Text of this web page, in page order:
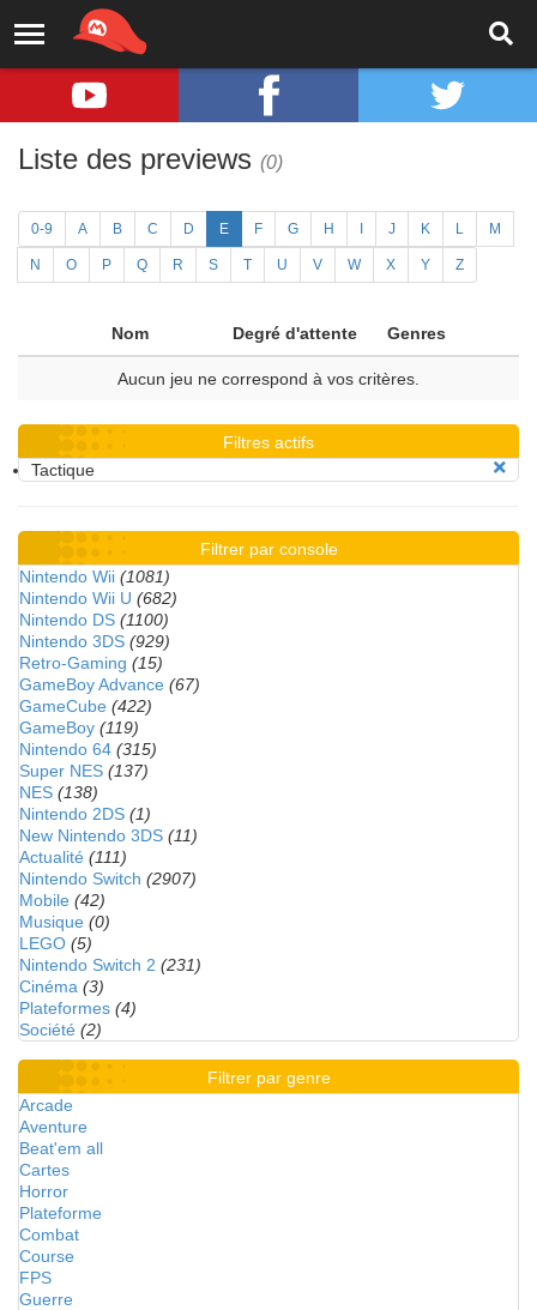
Liste des previews (0)
0-9 A B C D E F G H J K L M
N O P Q R S T U V W X Y Z
Nom Degré d'attente Genres
Aucun jeu ne correspond à vos critères.
Filtres actifs
Tactique
Filtrer par console
Nintendo Wii (1081)
Nintendo Wii U (682)
Nintendo DS (1100)
Nintendo 3DS (929)
Retro-Gaming (15)
GameBoy Advance (67)
GameCube (422)
GameBoy (119)
Nintendo 64 (315)
Super NES (137)
NES (138)
Nintendo 2DS (1)
New Nintendo 3DS (11)
Actualité (111)
Nintendo Switch (2907)
Mobile (42)
Musique (0)
LEGO (5)
Nintendo Switch 2 (231)
Cinéma (3)
Plateformes (4)
Société (2)
Filtrer par genre
Arcade
Aventure
Beat'em all
Cartes
Horror
Plateforme
Combat
Course
FPS
Guerre